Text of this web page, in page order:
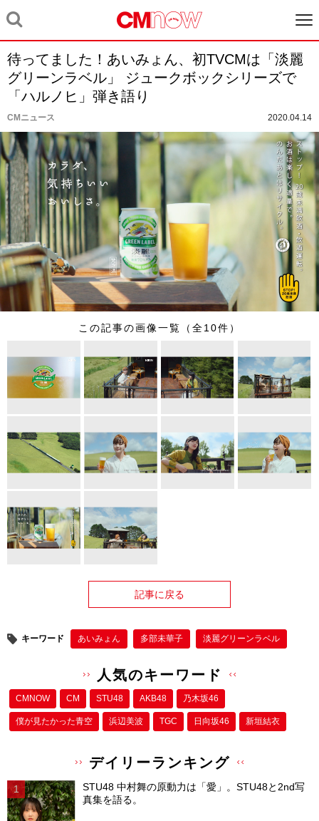
待ってました！あいみょん、初TVCMは「淡麗
グリーンラベル」 ジュークボックシリーズで
「ハルノヒ」弾き語り
CMニュース 2020.04.14
この記事の画像一覧（全10件）
記事に戻る
キーワード あいみょん 多部未華子 淡麗グリーンラベル
人気のキーワード
CMNOW CM STU48 AKB48 乃木坂46
僕が⾒たかった⻘空 浜辺美波 TGC 日向坂46 新垣結衣
デイリーランキング
STU48 中村舞の原動力は「愛」。STU48と2nd写
真集を語る。